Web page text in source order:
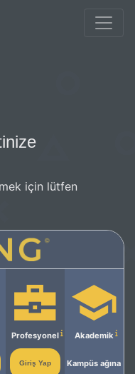
için lütfen
Profesyonel
Giriş Yap
Akademik
Kampüs ağına